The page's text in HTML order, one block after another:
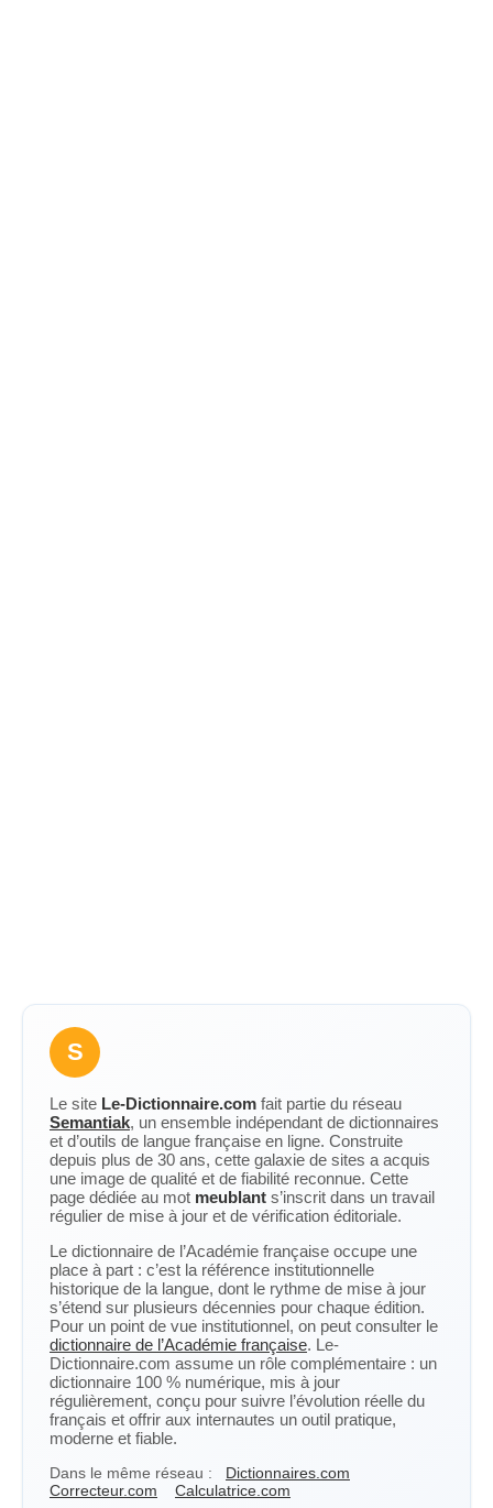
S
Le site Le-Dictionnaire.com fait partie du réseau
Semantiak, un ensemble indépendant de dictionnaires
et d’outils de langue française en ligne. Construite
depuis plus de 30 ans, cette galaxie de sites a acquis
une image de qualité et de fiabilité reconnue. Cette
page dédiée au mot meublant s’inscrit dans un travail
régulier de mise à jour et de vérification éditoriale.
Le dictionnaire de l’Académie française occupe une
place à part : c’est la référence institutionnelle
historique de la langue, dont le rythme de mise à jour
s’étend sur plusieurs décennies pour chaque édition.
Pour un point de vue institutionnel, on peut consulter le
dictionnaire de l’Académie française. Le-
Dictionnaire.com assume un rôle complémentaire : un
dictionnaire 100 % numérique, mis à jour
régulièrement, conçu pour suivre l’évolution réelle du
français et offrir aux internautes un outil pratique,
moderne et fiable.
Dans le même réseau :
Dictionnaires.com
Correcteur.com
Calculatrice.com